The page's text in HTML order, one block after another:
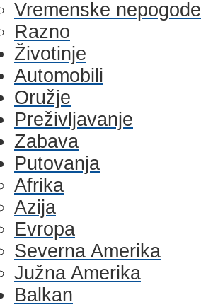
Vremenske nepogode
Razno
Životinje
Automobili
Oružje
Preživljavanje
Zabava
Putovanja
Afrika
Azija
Evropa
Severna Amerika
Južna Amerika
Balkan